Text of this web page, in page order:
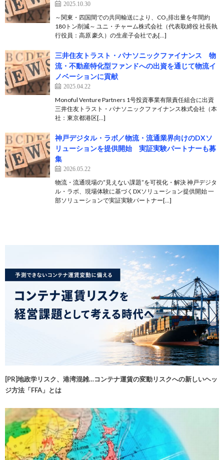
2025.10.30
～関東・四国間での共同輸送により、CO₂排出量を年間約
180トン削減～ ユニ・チャーム株式会社（代表取締役 社長執
行役員：高原 豪久）の生産子会社であ[…]
三井住友トラスト・パナソニックファイナンス 物
流・不動産特化型ファンドへの出資を通じて物流イ
ノベーションに貢献
2025.04.22
Monoful Venture Partners 1号投資事業有限責任組合に出資
三井住友トラスト・パナソニックファイナンス株式会社（本
社：東京都港区[…]
神戸デジタル・ラボ／物流・流通業界向けのDXソ
リューションを提供開始 実証実験パートナーも募
集
2026.05.22
物流・流通現場の“見えない課題”を可視化・解決 神戸デジタ
ル・ラボ、現場体験に基づくDXソリューション提供開始 一
部ソリューションで実証実験パートナー[…]
[PR]地政学リスク、港湾混雑…コンテナ運賃の変動リスクへの新しいヘッ
ジ方法「FFA」とは